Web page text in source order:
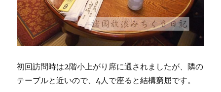
初回訪問時は2階小上がり席に通されましたが、隣の
テーブルと近いので、4人で座ると結構窮屈です。